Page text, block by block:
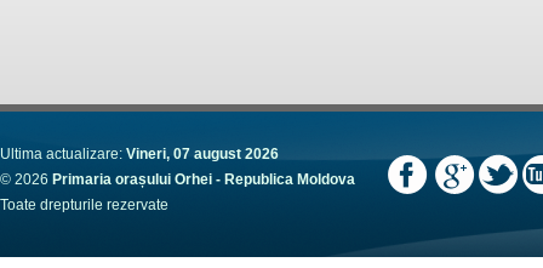
Ultima actualizare: Vineri, 07 august 2026
© 2026 Primaria orașului Orhei - Republica Moldova
Toate drepturile rezervate